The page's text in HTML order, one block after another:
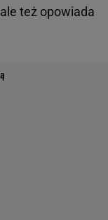
też opowiada